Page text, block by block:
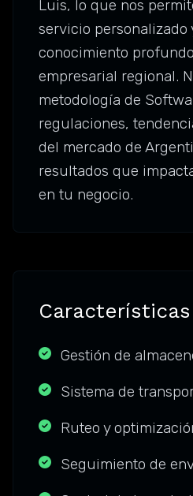
Luis, lo que nos
servicio personalizado
conocimiento
empresarial regional.
metodología de
regulaciones,
del mercado de
resultados que
en tu negocio.
Gestión de
Sistema de
Ruteo y
Seguimiento de